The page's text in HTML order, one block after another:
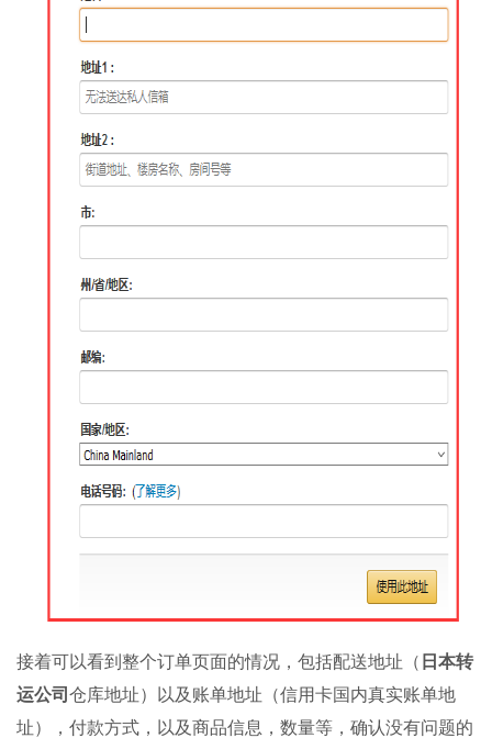
接着可以看到整个订单页面的情况，包括配送地址（ 日本转
运公司 仓库地址）以及账单地址（信用卡国内真实账单地
址），付款方式，以及商品信息，数量等，确认没有问题的